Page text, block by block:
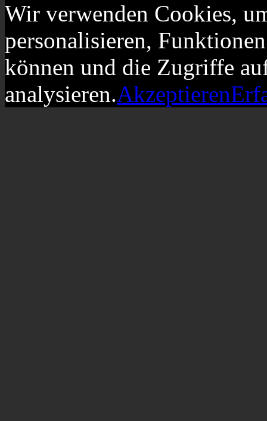
Wir verwenden Cookies,
personalisieren,
können und die Zugriffe
analysieren.Akzeptieren